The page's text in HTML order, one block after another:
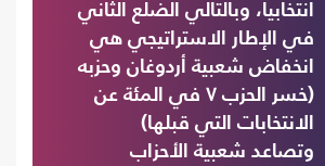
انتخابيا، وبالتالي الضلع الثاني
في الإطار الاستراتيجي هي
انخفاض شعبية أردوغان وحزبه
(خسر الحزب ٧ في المئة عن
الانتخابات التي قبلها)
وتصاعد شعبية الأحزاب